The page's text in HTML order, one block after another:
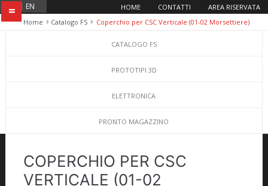
= | EN HOME CONTATTI
AREA RISERVATA
Home
Catalogo FS Coperchio per CSC Verticale (01-02 Morsettiere)
CATALOGO FS
PROTOTIPI 3D
ELETTRONICA
PRONTO MAGAZZINO
COPERCHIO PER CSC
VERTICALE (01-02